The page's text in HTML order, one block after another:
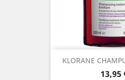
KLORANE
Precio
13,95